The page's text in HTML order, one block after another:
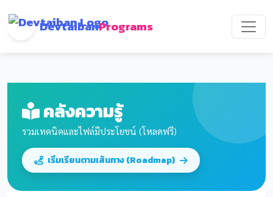
DevtaibanPrograms
คลังความรู้
รวมเทคนิคและไฟล์มีประโยชน์ (โหลดฟรี)
เริ่มเรียนตามเส้นทาง (Roadmap)